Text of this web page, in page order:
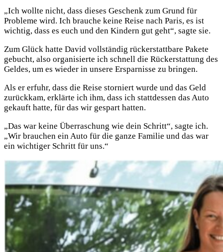
„Ich wollte nicht, dass dieses Geschenk zum Grund für
Probleme wird. Ich brauche keine Reise nach Paris, es ist
wichtig, dass es euch und den Kindern gut geht“, sagte sie.
Zum Glück hatte David vollständig rückerstattbare Pakete
gebucht, also organisierte ich schnell die Rückerstattung des
Geldes, um es wieder in unsere Ersparnisse zu bringen.
Als er erfuhr, dass die Reise storniert wurde und das Geld
zurückkam, erklärte ich ihm, dass ich stattdessen das Auto
gekauft hatte, für das wir gespart hatten.
„Das war keine Überraschung wie dein Schritt“, sagte ich.
„Wir brauchen ein Auto für die ganze Familie und das war
ein wichtiger Schritt für uns.“